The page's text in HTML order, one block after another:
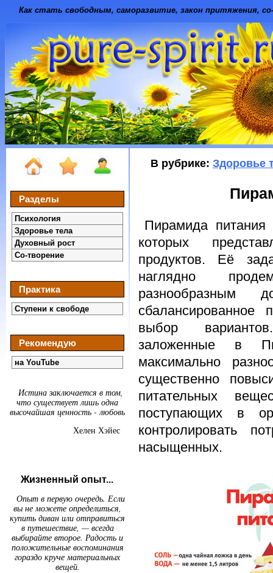
Как стать свободным, саморазвитие, закон притяжения,
Разделы
Психология
Здоровье тела
Духовный рост
Со-творение
Практика
Ступени к свободе
Рекомендую
на YouTube
Истина заключается в том,
что существует лишь одна
высочайшая ценность - любовь
Хелен Хэйес
Жизненный опыт...
Опыт в первую очередь. Если
вы не можете определиться,
купить диван или отправиться
в путешествие, — всегда
выбирайте второе. Радость и
положительные воспоминания
гораздо круче материальных
вещей.
В рубрике: Здоровье
Пирамида
которых
продуктов. Её
наглядно
сбалансированное
выбор
заложенные в
максимально
существенно
питательных
поступающих в
контролировать
насыщенных.